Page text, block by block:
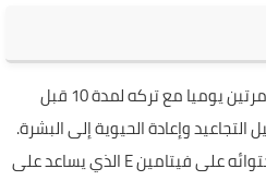
مسح بشرة الوجه بعصير الليمون مرتين يوميا مع تركه لمدة 10 قبل
وإعادة الحيوية إلى البشرة.
على فيتامينEالذي يساعد على